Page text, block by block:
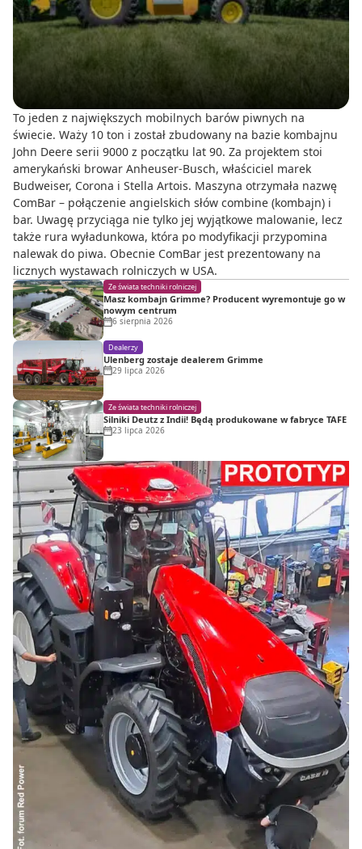
To jeden z największych mobilnych barów piwnych na
świecie. Waży 10 ton i został zbudowany na bazie kombajnu
John Deere serii 9000 z początku lat 90. Za projektem stoi
amerykański browar Anheuser-Busch, właściciel marek
Budweiser, Corona i Stella Artois. Maszyna otrzymała nazwę
ComBar – połączenie angielskich słów combine (kombajn) i
bar. Uwagę przyciąga nie tylko jej wyjątkowe malowanie, lecz
także rura wyładunkowa, która po modyfikacji przypomina
nalewak do piwa. Obecnie ComBar jest prezentowany na
licznych wystawach rolniczych w USA.
Ze świata techniki rolniczej
Masz kombajn Grimme? Producent wyremontuje go w
nowym centrum
6 sierpnia 2026
Dealerzy
Ulenberg zostaje dealerem Grimme
29 lipca 2026
Ze świata techniki rolniczej
Silniki Deutz z Indii! Będą produkowane w fabryce TAFE
23 lipca 2026